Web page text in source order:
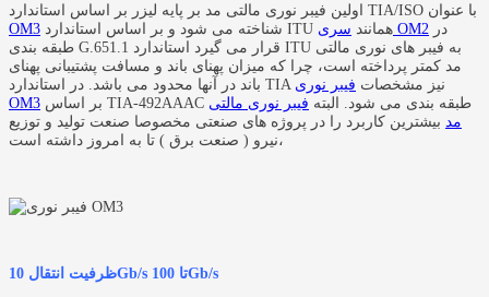
اولین فیبر نوری مالتی مد بر پایه لیزر بر اساس استاندارد TIA/ISO با عنوان
OM3
شناخته می شود و بر اساس استاندارد ITU همانند سری OM2
طبقه بندی G.651.1 قرار می گیرد استاندارد ITU به فیبر های نوری مالتی
مد کمتر پرداخته است، چرا که میزان پهنای باند و مسافت پشتیبانی پهنای
باند در آنها محدود می باشد. در استاندارد TIA نیز مشخصات فیبر نوری
OM3
بر اساس TIA-492AAAC طبقه بندی می شود. البته فیبر نوری مالتی
مد بیشترین کاربرد را در پروژه های صنعتی مخصوصا صنعت تولید و توزیع
نیرو ( صنعت برق ) تا به امروز داشته است،
ظرفیت انتقال 10Gb/s تا 100Gb/s